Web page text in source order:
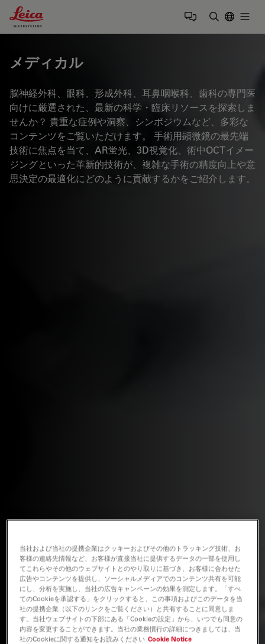
Leica Microsystems Logo
メディカル
脳神経外科、眼科、形成外科、耳鼻咽喉科、歯科の専門医
向けに厳選された、最新の科学・臨床リソースを探索しま
せんか？ 貴重な症例や洞察、シンポジウムなど、多彩な
コンテンツをご覧いただけます。 手術用顕微鏡の最先端
技術に焦点を当て、AR蛍光、3D視覚化、術中OCTイメー
ジングといった革新的技術が、複雑な手術の精度向上や意
思決定の最適化にどのように貢献するかをご紹介します。
当社および当社の提携企業はクッキーおよびその他のトラッキング技術、お
客様の連絡先情報など、お客様が直接当社に提供するデータの一部を使用し
てこれらやその他のウェブサイトとのやり取りに基づき、お客様に合わせた
広告やコンテンツを提供し、ソーシャルメディアでのコンテンツ共有を可能
にし、分析を実施し、当社の広告キャンペーンの効果を測定します。「すべ
てのCookieを承認する」をクリックすると、この事項およびこのデータを当
社の提携企業（以下のリンクをご覧ください）と共有することに同意しま
す。当社ウェブサイトの下部にある「Cookieの設定」から、いつでも同意の
内容を変更することができます。当社の業務慣行の詳細につきましては、当
社のCookieに関する通知をお読みください Cookie Notice